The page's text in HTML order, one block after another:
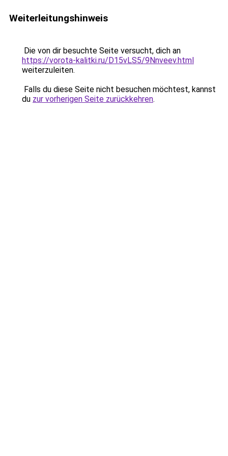
Weiterleitungshinweis
Die von dir besuchte Seite versucht, dich an
https://vorota-kalitki.ru/D15vLS5/9Nnveev.html
weiterzuleiten.
Falls du diese Seite nicht besuchen möchtest, kannst
du zur vorherigen Seite zurückkehren.